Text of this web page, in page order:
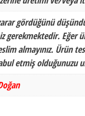
gördüğünü
gerekmektedir. Eğer
almayınız. Ürün
etmiş olduğunuzu